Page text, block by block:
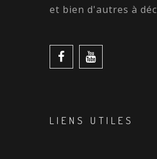
et bien d'autres à
LIENS UTILES